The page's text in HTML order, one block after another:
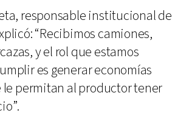
responsable institucional de
“Recibimos camiones,
y el rol que estamos
es generar economías
le permitan al productor tener